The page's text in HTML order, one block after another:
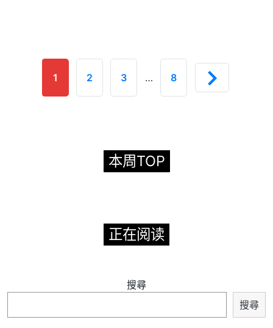
1 2 3 … 8
本周TOP
正在阅读
搜尋
搜尋